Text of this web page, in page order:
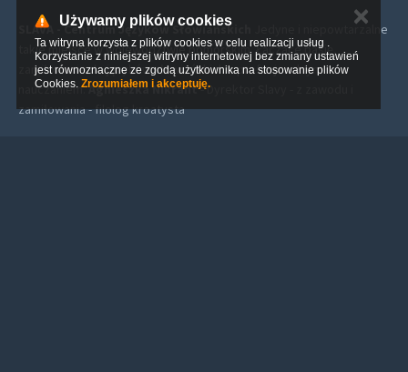
SLAVA - Centrum Języków Słowiańskich
Jedyne i niepowtarzalne
takie miejsce w województwie pomorskim. Łączące pasję,
zamiłowanie do języków słowiańskich z profesjonalnym
nauczaniem.Agnieszka Nikrant- Dyrektor Slavy - z zawodu i
zamiłowania - filolog kroatysta
Używamy plików cookies
Ta witryna korzysta z plików cookies w celu realizacji usług .
Korzystanie z niniejszej witryny internetowej bez zmiany ustawień
jest równoznaczne ze zgodą użytkownika na stosowanie plików
Cookies. Zrozumiałem i akceptuję.
✕